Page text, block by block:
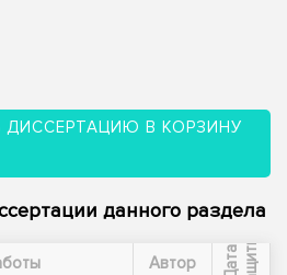
ДИССЕРТАЦИЮ В КОРЗИНУ
данного раздела
Автор Д
а
т
а
з
а
щ
и
т ы